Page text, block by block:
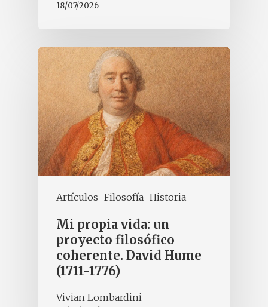
18/07/2026
Artículos Filosofía Historia
Mi propia vida: un
proyecto filosófico
coherente. David Hume
(1711-1776)
Vivian Lombardini